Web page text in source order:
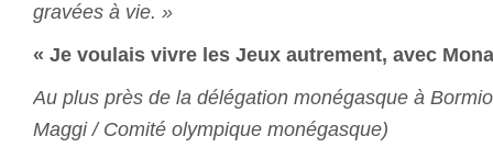
gravées à vie. »
« Je voulais vivre les Jeux autrement, avec
Au plus près de la délégation monégasque à
Maggi / Comité olympique monégasque)